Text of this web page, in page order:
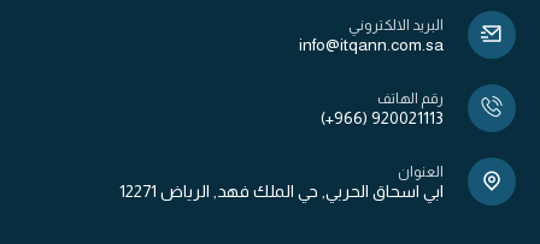
البريد الالكتروني
info@itqann.com.sa
رقم الهاتف
(+966) 920021113
العنوان
ابي اسحاق الحربي, حي الملك فهد, الرياض 12271